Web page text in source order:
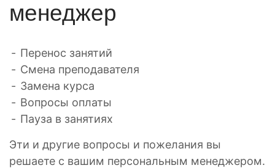
менеджер
Перенос занятий
Смена преподавателя
Замена курса
Вопросы оплаты
Пауза в занятиях
Эти и другие вопросы и пожелания вы
решаете с вашим персональным менеджером.